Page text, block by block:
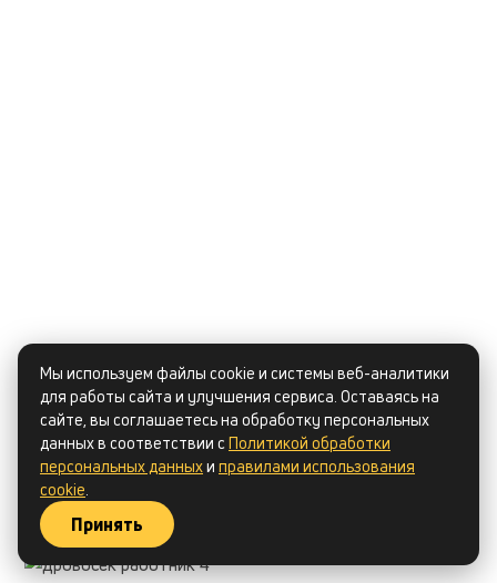
Дровосек мастер
rabota3@drova-samara.ru
Мы используем файлы cookie и системы веб-аналитики
для работы сайта и улучшения сервиса. Оставаясь на
сайте, вы соглашаетесь на обработку персональных
данных в соответствии сПолитикой обработки
персональных данныхи правилами использования
cookie.
Принять